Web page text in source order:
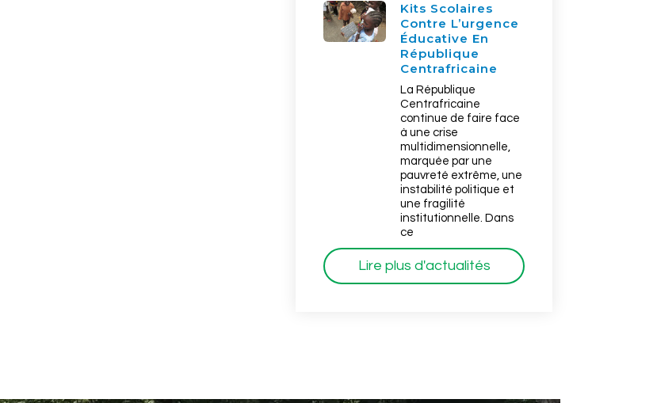
Kits Scolaires
Contre L’urgence
Éducative En
République
Centrafricaine
La République
Centrafricaine
continue de faire face
à une crise
multidimensionnelle,
marquée par une
pauvreté extrême, une
instabilité politique et
une fragilité
institutionnelle. Dans
ce
Lire plus d'actualités